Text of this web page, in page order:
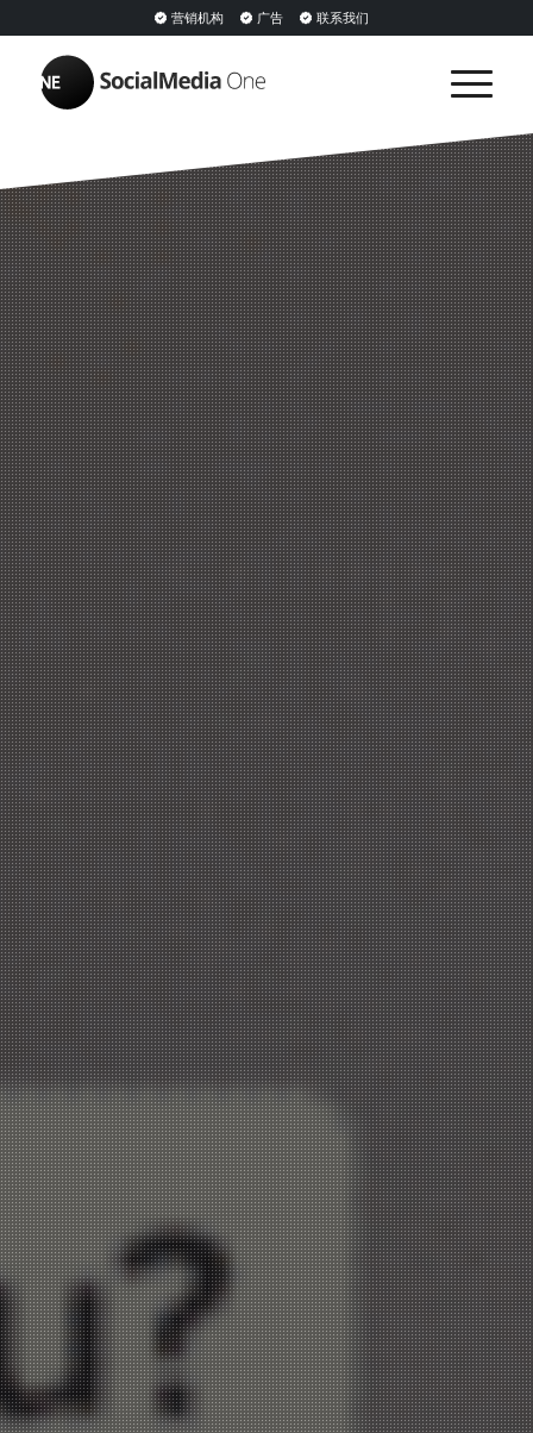
营销机构 广告 联系我们